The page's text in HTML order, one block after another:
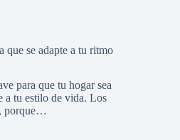
que se adapte a tu ritmo
para que tu hogar sea
a tu estilo de vida. Los
porque…